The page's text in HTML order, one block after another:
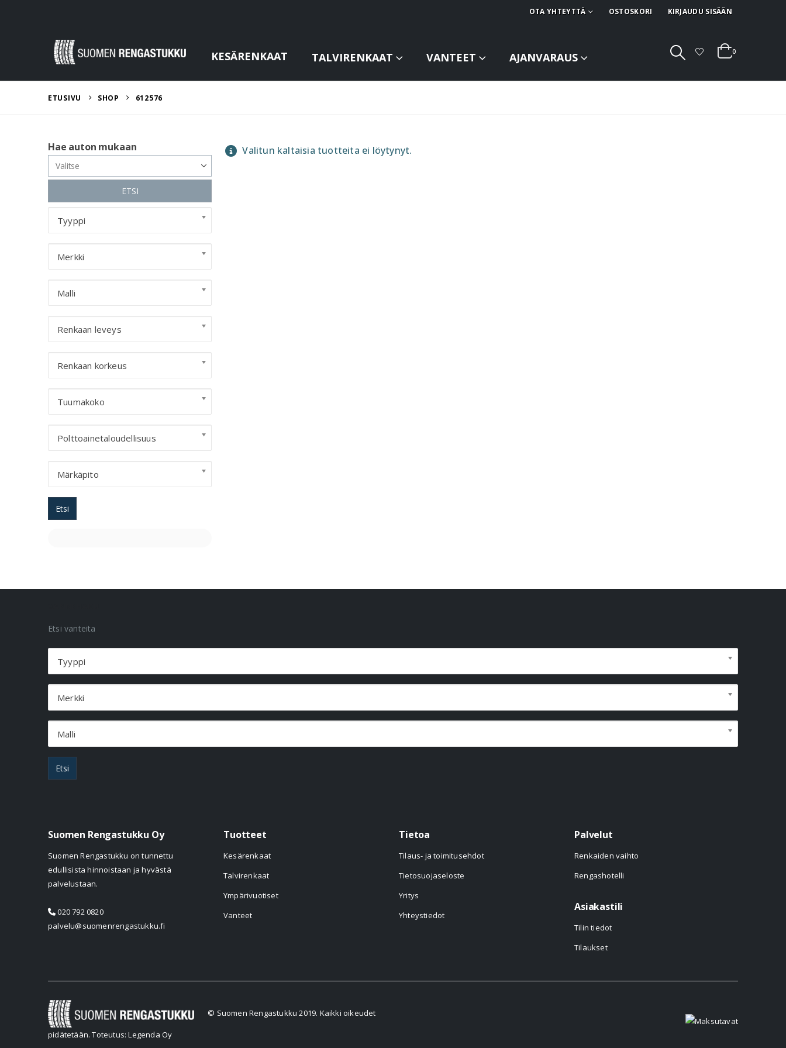
OTA YHTEYTTÄ OSTOSKORI KIRJAUDU SISÄÄN
KESÄRENKAAT TALVIRENKAAT VANTEET AJANVARAUS 0
ETUSIVU SHOP 612576
Valitun kaltaisia tuotteita ei löytynyt.
Hae auton mukaan
ETSI
Tyyppi
Merkki
Malli
Renkaan leveys
Renkaan korkeus
Tuumakoko
Polttoainetaloudellisuus
Märkäpito
Etsi
Etsi vanteita
Tyyppi
Merkki
Malli
Etsi
Suomen Rengastukku Oy
Suomen Rengastukku on tunnettu
edullisista hinnoistaan ja hyvästä
palvelustaan.
020 792 0820
palvelu@suomenrengastukku.fi
Tuotteet
Kesärenkaat
Talvirenkaat
Ympärivuotiset
Vanteet
Tietoa
Tilaus- ja toimitusehdot
Tietosuojaseloste
Yritys
Yhteystiedot
Palvelut
Renkaiden vaihto
Rengashotelli
Asiakastili
Tilin tiedot
Tilaukset
© Suomen Rengastukku 2019. Kaikki oikeudet
pidätetään.Toteutus: Legenda Oy